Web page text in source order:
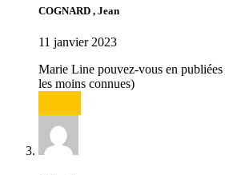
COGNARD , Jean
11 janvier 2023
Marie Line pouvez-vous en
les moins connues)